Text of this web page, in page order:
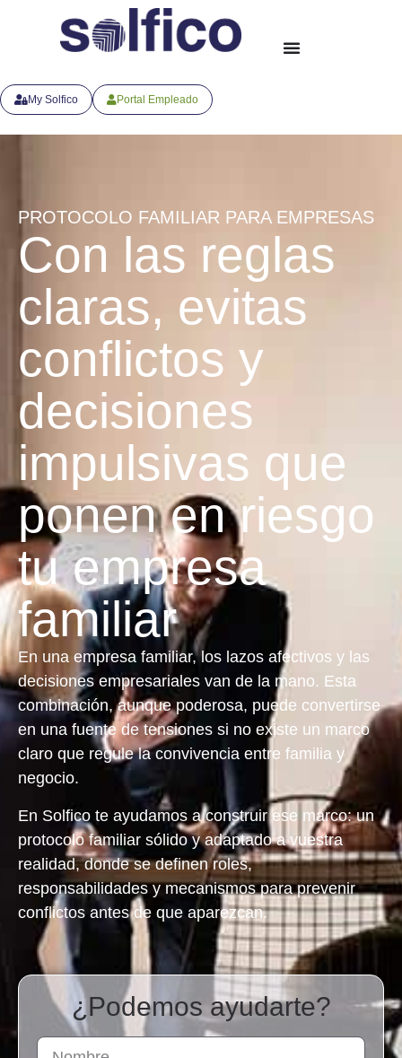
My Solfico Portal Empleado
PROTOCOLO FAMILIAR PARA EMPRESAS
Con las reglas
claras, evitas
conflictos y
decisiones
impulsivas que
ponen en riesgo
tu empresa
familiar
En una empresa familiar, los lazos afectivos y las
decisiones empresariales van de la mano. Esta
combinación, aunque poderosa, puede convertirse
en una fuente de tensiones si no existe un marco
claro que regule la convivencia entre familia y
negocio.
En Solfico te ayudamos a construir ese marco: un
protocolo familiar sólido y adaptado a vuestra
realidad, donde se definen roles,
responsabilidades y mecanismos para prevenir
conflictos antes de que aparezcan.
¿Podemos ayudarte?